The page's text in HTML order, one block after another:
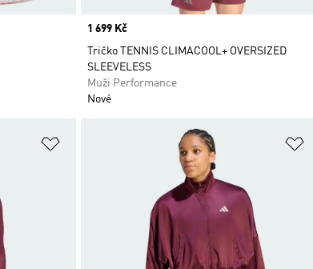
Price
1 699 Kč
Tričko TENNIS CLIMACOOL+ OVERSIZED
SLEEVELESS
Muži Performance
Nové
Přidat do seznamu přání